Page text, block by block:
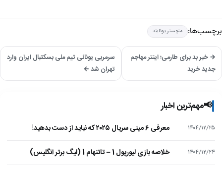
برچسب‌ها: منچستر یونایتد
→ خبر بد برای طارمی؛ اینتر مهاجم
جدید خرید
سرمربی یونانی تیم ملی بسکتبال ایران وارد
تهران شد ←
📢مهم‌ترین اخبار
۱۴۰۴/۱۲/۲۵ معرفی ۶ مینی سریال ۲۰۲۵ که نباید از دست بدهید!
۱۴۰۴/۱۲/۲۴ خلاصه بازی لیورپول 1 – تاتنهام 1 (لیگ برتر انگلیس)